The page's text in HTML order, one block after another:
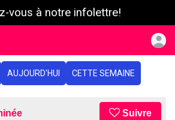
vous à notre infolettre!
AUJOURD'HUI CETTE SEMAINE
Suivre